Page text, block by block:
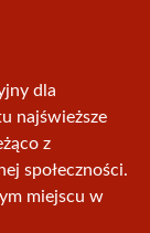
dla
najświeższe
z
społeczności.
miejscu w